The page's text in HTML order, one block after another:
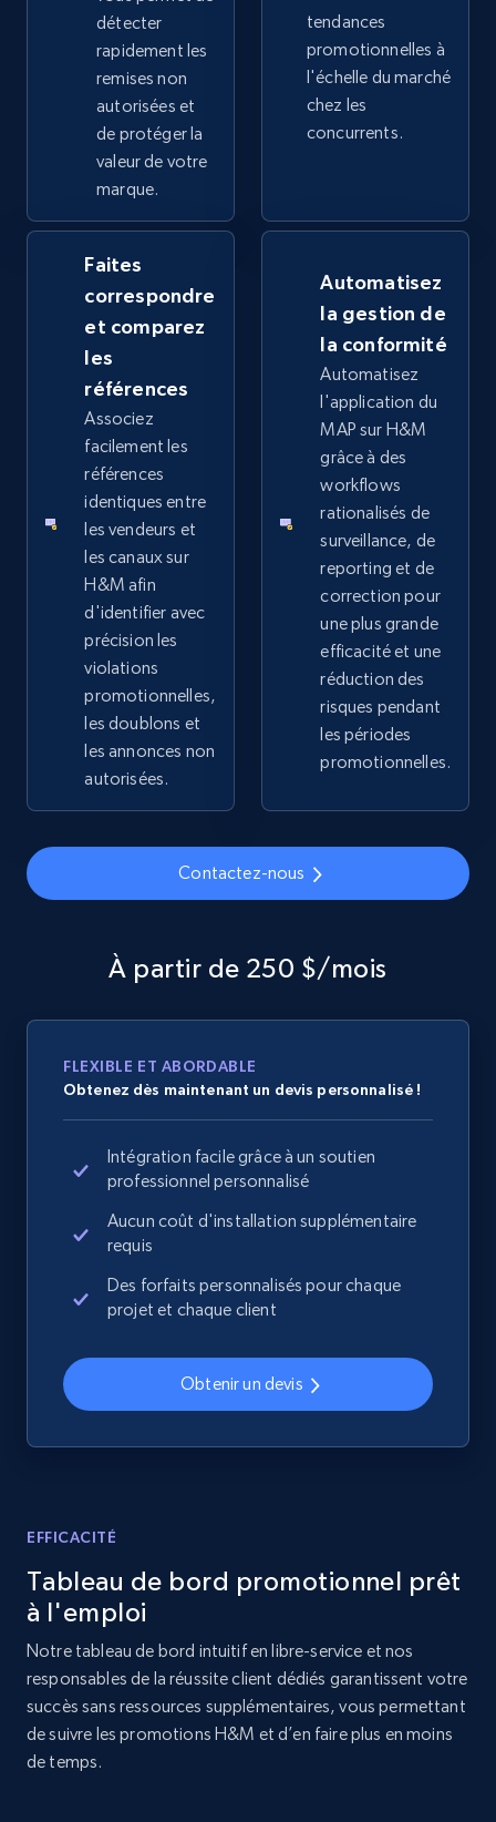
2.5K+ 359+ Commencer
Google Shopping
URL, Product id, Title, Product description,
Rating, Reviews count, Images, Variations, and
2.4K+ 199+ Commencer
Google Shopping - collects products from
web using keywords
URL, Product id, Title, Product description,
Rating, Reviews count, Images, Variations, and
more.
2.4K+ Commencer
Amazon products global dataset
Title, Seller name, Brand, Description, Initial
price, Currency, Availability, Reviews count, and
more.
products by specific category URL
Amazon products global dataset -
Collecting products by keyword search
Title, Seller name, Brand, Description, Initial
price, Currency, Availability, Reviews count, and
375+ Commencer
products by best sellers category URL
price, Currency, Availability, Reviews count, and
more.
2.1K+ 375+ Commencer
détecter
rapidement les
remises non
autorisées et
de protéger la
valeur de votre
marque.
tendances
promotionnelles à
l'échelle du marché
chez les
concurrents.
Faites
correspondre
et comparez
les
références
Associez
facilement les
références
identiques entre
les vendeurs et
les canaux sur
H&M afin
d'identifier avec
précision les
violations
promotionnelles,
les doublons et
les annonces non
autorisées.
Automatisez
la gestion de
la conformité
Automatisez
l'application du
MAP sur H&M
grâce à des
workflows
rationalisés de
surveillance, de
reporting et de
correction pour
une plus grande
efficacité et une
réduction des
risques pendant
les périodes
promotionnelles.
Contactez-nous
À partir de 250 $/mois
FLEXIBLE ET ABORDABLE
Obtenez dès maintenant un devis personnalisé !
Intégration facile grâce à un soutien
professionnel personnalisé
Aucun coût d'installation supplémentaire
requis
Des forfaits personnalisés pour chaque
projet et chaque client
Obtenir un devis
EFFICACITÉ
Tableau de bord promotionnel prêt
à l'emploi
Notre tableau de bord intuitif en libre-service et nos
responsables de la réussite client dédiés garantissent votre
succès sans ressources supplémentaires, vous permettant
de suivre les promotions H&M et d’en faire plus en moins
de temps.